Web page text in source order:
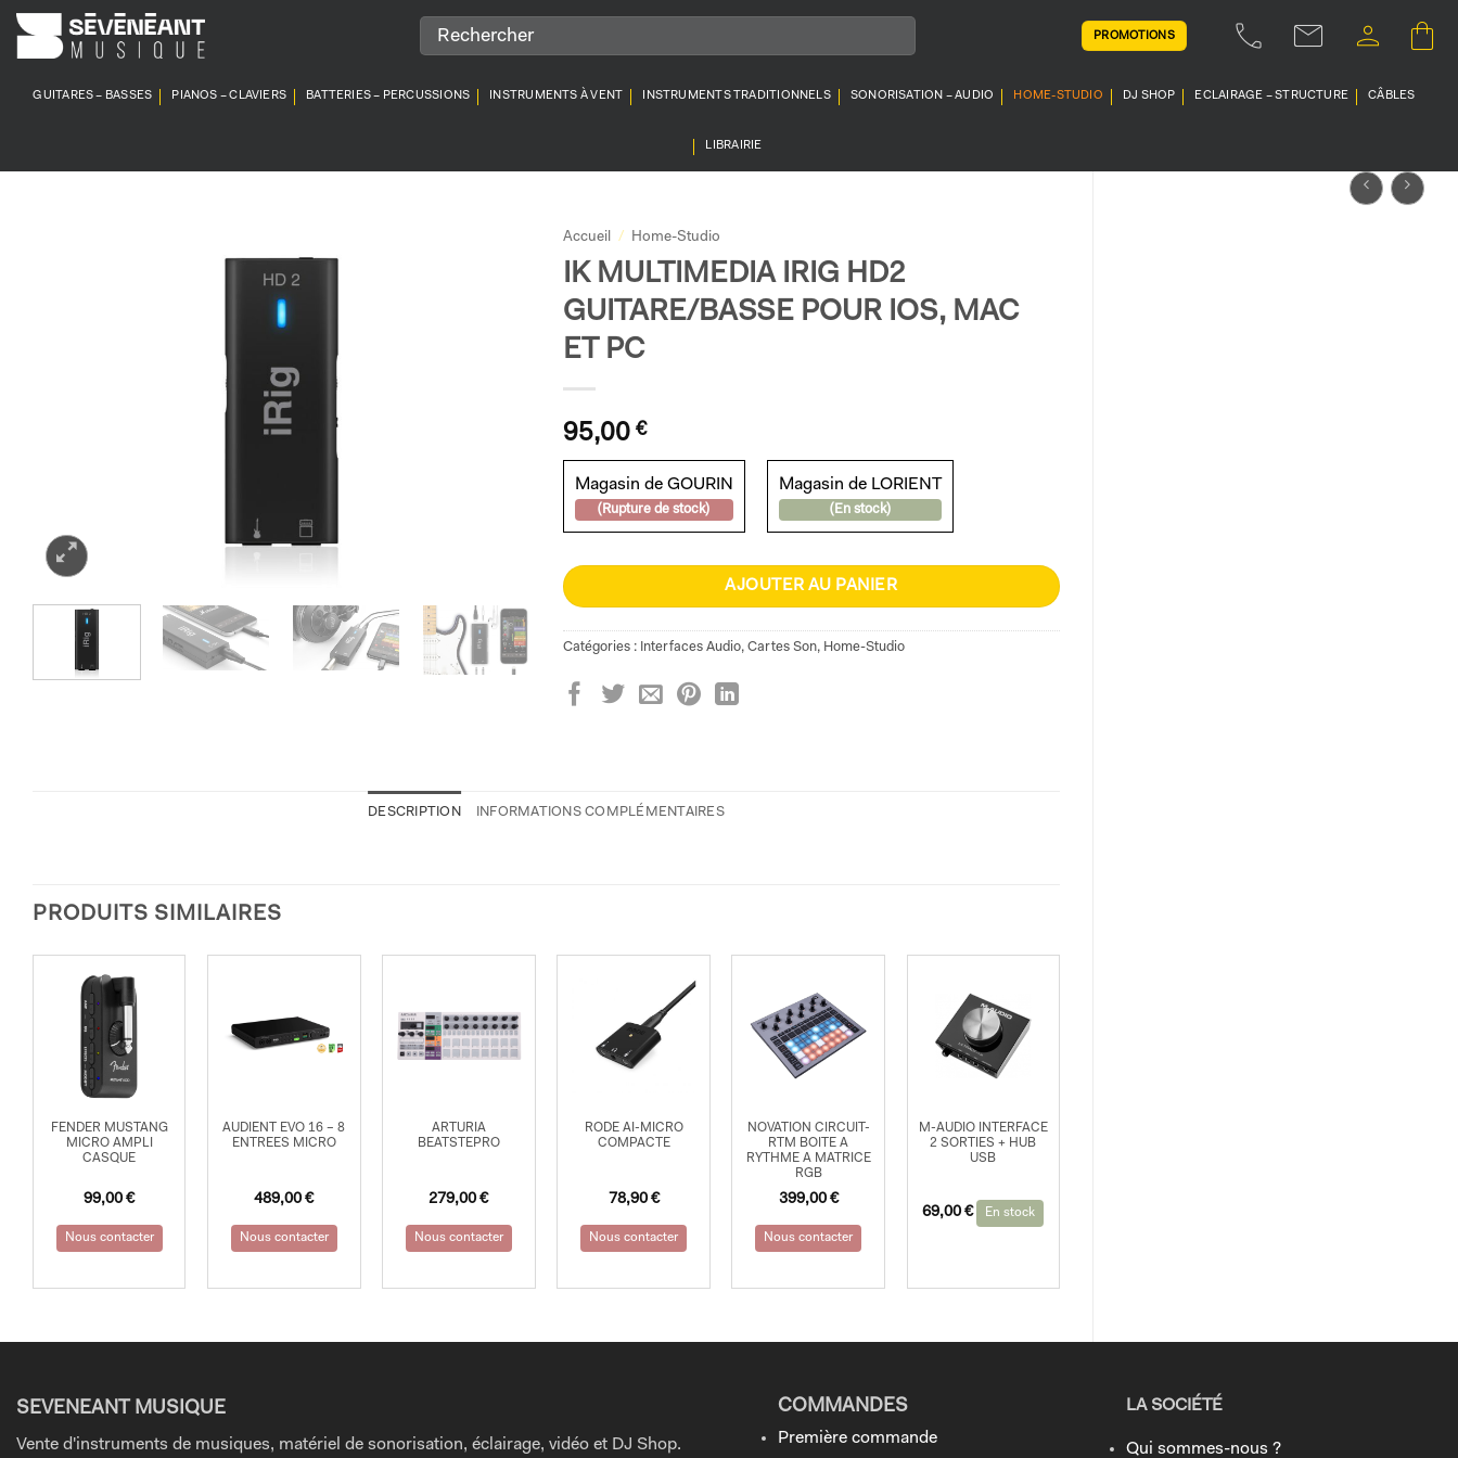
Passer
au
PROMOTIONS
GUITARES – BASSES PIANOS – CLAVIERS BATTERIES – PERCUSSIONS INSTRUMENTS À VENT INSTRUMENTS TRADITIONNELS SONORISATION – AUDIO HOME-STUDIO DJ SHOP ECLAIRAGE – STRUCTURE CÂBLES
LIBRAIRIE
Accueil / Home-Studio
IK MULTIMEDIA IRIG HD2
GUITARE/BASSE POUR IOS, MAC
ET PC
95,00 €
Magasin de GOURIN
(Rupture de stock)
Magasin de LORIENT
(En stock)
AJOUTER AU PANIER
Catégories : Interfaces Audio, Cartes Son, Home-Studio
DESCRIPTION INFORMATIONS COMPLÉMENTAIRES
PRODUITS SIMILAIRES
FENDER MUSTANG
MICRO AMPLI
CASQUE
99,00€
Nous contacter
AUDIENT EVO 16 – 8
ENTREES MICRO
489,00€
Nous contacter
ARTURIA
BEATSTEPRO
279,00€
Nous contacter
RODE AI-MICRO
COMPACTE
78,90 €
Nous contacter
NOVATION CIRCUIT-
RTM BOITE A
RYTHME A MATRICE
RGB
399,00 €
Nous contacter
M-AUDIO INTERFACE
2 SORTIES + HUB
USB
69,00€ En stock
SEVENEANT MUSIQUE
Vente d'instruments de musiques, matériel de sonorisation, éclairage, vidéo et DJ Shop.
COMMANDES
Première commande
LA SOCIÉTÉ
Qui sommes-nous ?